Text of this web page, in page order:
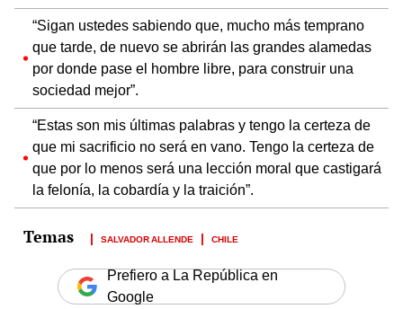
“Sigan ustedes sabiendo que, mucho más temprano
que tarde, de nuevo se abrirán las grandes alamedas
por donde pase el hombre libre, para construir una
sociedad mejor”.
“Estas son mis últimas palabras y tengo la certeza de
que mi sacrificio no será en vano. Tengo la certeza de
que por lo menos será una lección moral que castigará
la felonía, la cobardía y la traición”.
SALVADOR ALLENDE CHILE
Prefiero a La República en
Google